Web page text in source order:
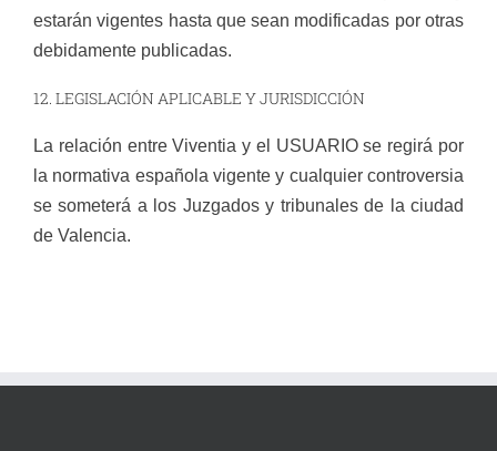
estarán vigentes hasta que sean modificadas por otras
debidamente publicadas.
12. LEGISLACIÓN APLICABLE Y JURISDICCIÓN
La relación entre Viventia y el USUARIO se regirá por
la normativa española vigente y cualquier controversia
se someterá a los Juzgados y tribunales de la ciudad
de Valencia.